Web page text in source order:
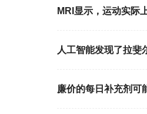
MRI显示，运动实际
人工智能发现了拉斐
廉价的每日补充剂可